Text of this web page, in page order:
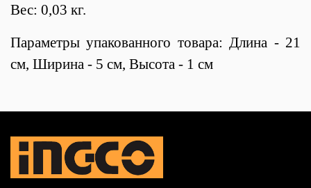
Вес: 0,03 кг.
Параметры упакованного товара: Длина - 21
см, Ширина - 5 см, Высота - 1 см